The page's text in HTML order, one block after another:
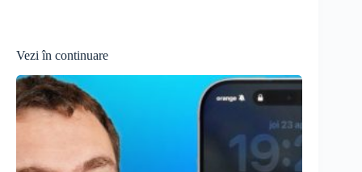
Vezi în continuare